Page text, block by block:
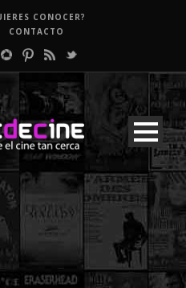
CONOCER?
CONTACTO